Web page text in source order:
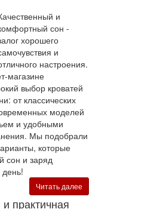
и
сон -
хорошего
и
настроения.
магазине
выбор кроватей
от классических
моделей
и удобными
Мы подобрали
которые
сон и заряд
Читать далее
практичная